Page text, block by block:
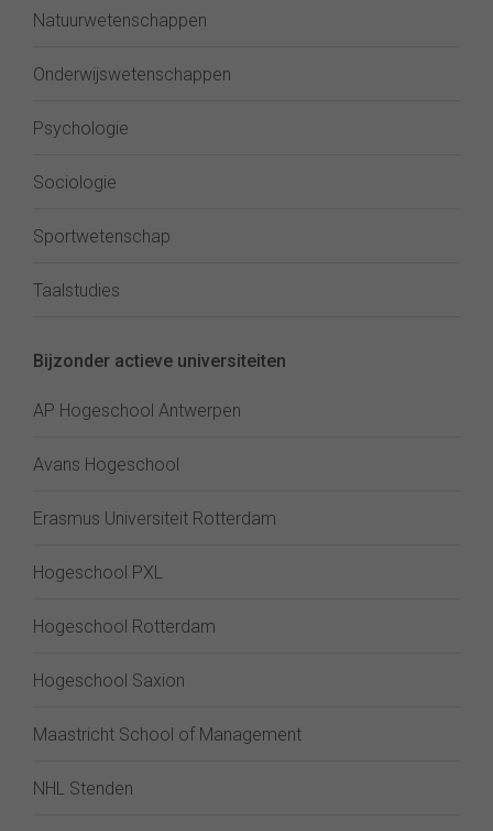
Natuurwetenschappen
Onderwijswetenschappen
Psychologie
Sociologie
Sportwetenschap
Taalstudies
Bijzonder actieve universiteiten
AP Hogeschool Antwerpen
Avans Hogeschool
Erasmus Universiteit Rotterdam
Hogeschool PXL
Hogeschool Rotterdam
Hogeschool Saxion
Maastricht School of Management
NHL Stenden